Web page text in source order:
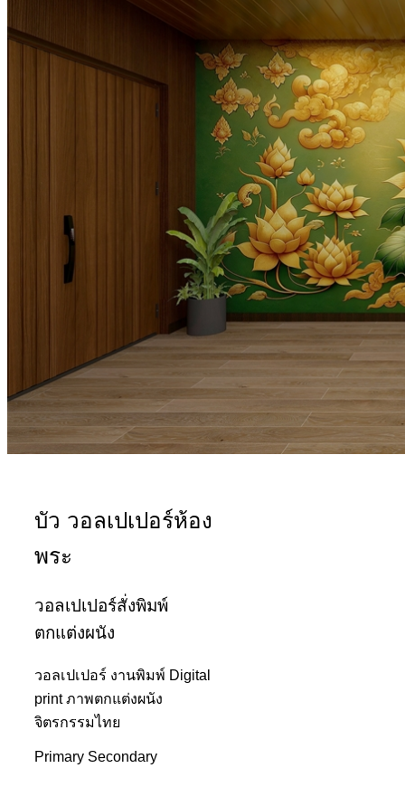
บัว วอลเปเปอร์ห้อง
พระ
วอลเปเปอร์สั่งพิมพ์
ตกแต่งผนัง
วอลเปเปอร์ งานพิมพ์ Digital
print ภาพตกแต่งผนัง
จิตรกรรมไทย
Primary Secondary